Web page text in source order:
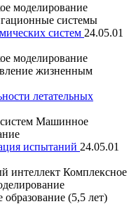
моделирование
системы
систем 24.05.01
моделирование
жизненным
летательных
Машинное
испытаний 24.05.01
интеллект Комплексное
образование (5,5 лет)